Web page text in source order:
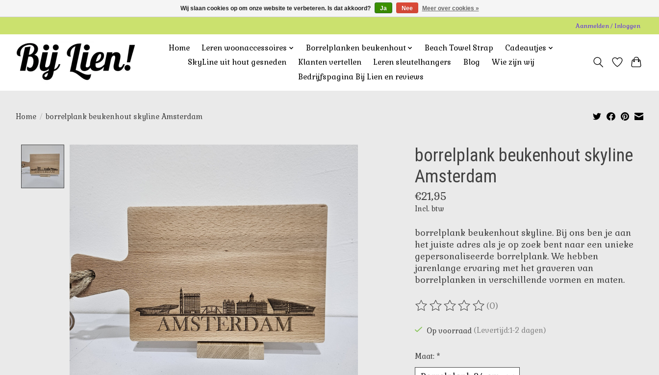
Aanmelden / Inloggen
Home Leren woonaccessoires Borrelplanken beukenhout Beach Towel Strap
Cadeautjes
SkyLine uit hout gesneden
Klanten vertellen Leren sleutelhangers Blog
Wie zijn wij
Bedrijfspagina Bij Lien en reviews
Home / borrelplank beukenhout skyline Amsterdam
borrelplank beukenhout skyline
Amsterdam
€21,95
Incl. btw
borrelplank beukenhout skyline. Bij ons ben je aan
het juiste adres als je op zoek bent naar een unieke
gepersonaliseerde borrelplank. We hebben
jarenlange ervaring met het graveren van
borrelplanken in verschillende vormen en maten.
De beoordeling van dit product is
(0)
Op voorraad (Levertijd:1-2 dagen)
Maat: *
Wij slaan cookies op om onze website te verbeteren. Is dat akkoord? Ja Nee Meer over cookies »